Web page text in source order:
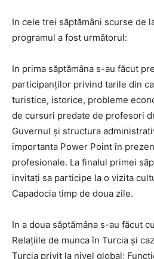
In cele trei săptămâni scurse de
programul a fost următorul:
In prima săptămâna s-au făcut
participanților privind tarile din
turistice, istorice, probleme
de cursuri predate de profesori
Guvernul și structura
importanta Power Point în
profesionale. La finalul primei
invitați sa participe la o vizita
Capadocia timp de doua zile.
In a doua săptămâna s-au făcut
Relațiile de munca în Turcia și
Turcia privit la nivel global;